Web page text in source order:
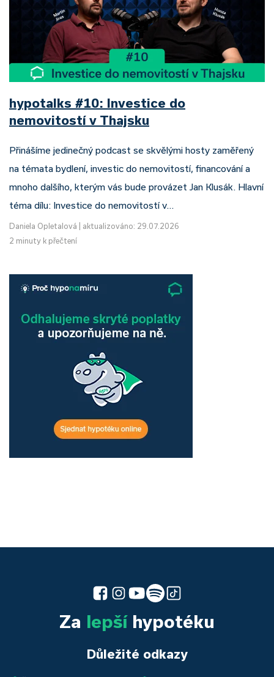
hypotalks #10: Investice do
nemovitostí v Thajsku
Přinášíme jedinečný podcast se skvělými hosty zaměřený
na témata bydlení, investic do nemovitostí, financování a
mnoho dalšího, kterým vás bude provázet Jan Klusák. Hlavní
téma dílu: Investice do nemovitostí v…
Daniela Opletalová
aktualizováno: 29.07.2026
2 minuty k přečtení
Za lepšíhypotéku
Důležité odkazy